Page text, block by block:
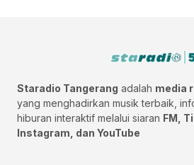
Staradio Tangerang adalah media
yang menghadirkan musik terbaik,
hiburan interaktif melalui siaran FM,
Instagram, dan YouTube